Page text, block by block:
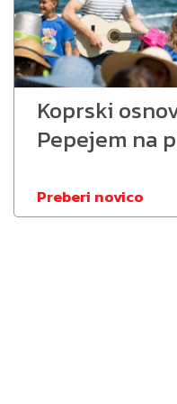
Koprski
Pepejem na
Preberi novico